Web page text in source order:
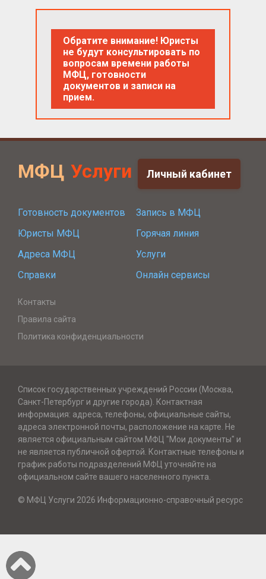
Обратите внимание! Юристы
не будут консультировать по
вопросам времени работы
МФЦ, готовности
документов и записи на
прием.
МФЦ Услуги Личный кабинет
Готовность документов
Запись в МФЦ
Юристы МФЦ
Горячая линия
Адреса МФЦ
Услуги
Справки
Онлайн сервисы
Контакты
Правила сайта
Политика конфиденциальности
Список государственных учреждений России (Москва,
Санкт-Петербург и другие города). Контактная
информация: адреса, телефоны, официальные сайты,
адреса электронной почты, расположение на карте. Не
является официальным сайтом МФЦ "Мои документы" и
не является публичной офертой. Контактные телефоны и
график работы подразделений МФЦ уточняйте на
официальном сайте вашего населенного пункта.
© МФЦ Услуги 2026 Информационно-справочный ресурс